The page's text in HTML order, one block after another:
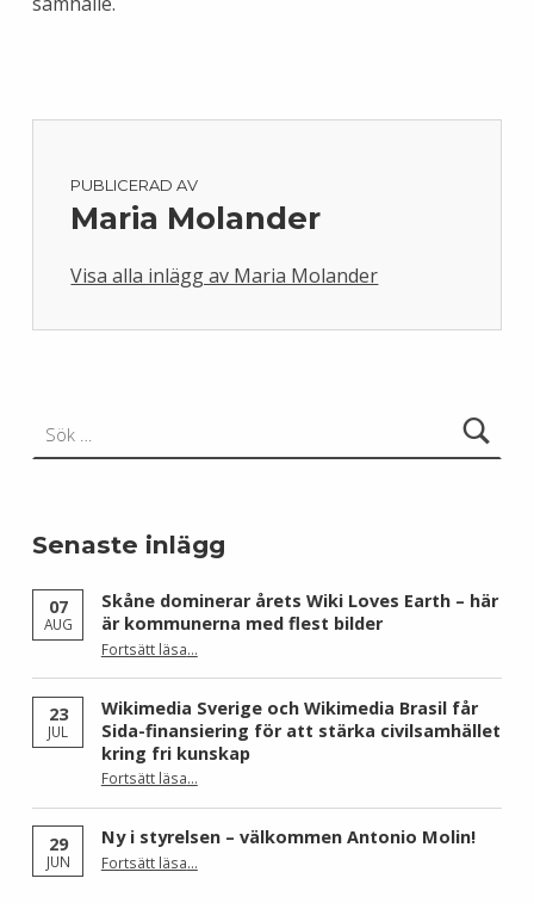
PUBLICERAD AV
Maria Molander
Visa alla inlägg av Maria Molander
Skip back to main navigation
Senaste inlägg
07
AUG
Skåne dominerar årets Wiki Loves Earth – här
är kommunerna med flest bilder
Fortsätt läsa“Skåne dominerar årets Wiki Loves Earth – här är kommunerna med flest bilder”
…
23
JUL
Wikimedia Sverige och Wikimedia Brasil får
Sida-finansiering för att stärka civilsamhället
kring fri kunskap
Fortsätt läsa“Wikimedia Sverige och Wikimedia Brasil får Sida-finansiering för att stärka civilsamhället kring fri kunskap”
…
29
JUN
Ny i styrelsen – välkommen Antonio Molin!
Fortsätt läsa“Ny i styrelsen – välkommen Antonio Molin!”
…